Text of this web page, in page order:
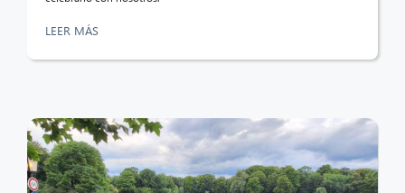
LEER MÁS